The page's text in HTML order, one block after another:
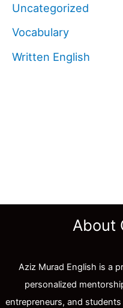
Uncategorized
Vocabulary
Written English
About
Aziz Murad English is a
personalized
entrepreneurs, and